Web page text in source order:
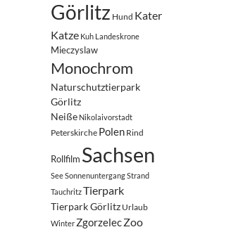
Görlitz Hund Kater
Katze Kuh Landeskrone
Mieczyslaw
Monochrom
Naturschutztierpark
Görlitz
Neiße Nikolaivorstadt
Peterskirche Polen Rind
Rollfilm Sachsen
SeeSonnenuntergangStrand
TauchritzTierpark
Tierpark Görlitz Urlaub
Winter ZgorzelecZoo